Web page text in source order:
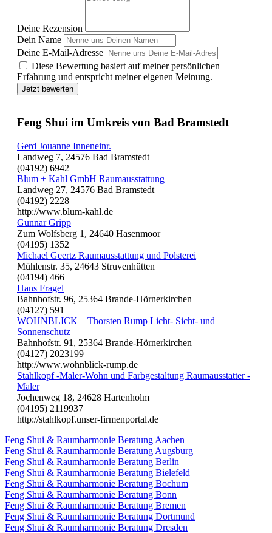
Deine Rezension
Dein Name
Deine E-Mail-Adresse
Diese Bewertung basiert auf meiner persönlichen
Erfahrung und entspricht meiner eigenen Meinung.
Jetzt bewerten
Feng Shui im Umkreis von Bad Bramstedt
Gerd Jouanne Inneneinr.
Landweg 7, 24576 Bad Bramstedt
(04192) 6942
Blum + Kahl GmbH Raumausstattung
Landweg 27, 24576 Bad Bramstedt
(04192) 2228
http://www.blum-kahl.de
Gunnar Gripp
Zum Wolfsberg 1, 24640 Hasenmoor
(04195) 1352
Michael Geertz Raumausstattung und Polsterei
Mühlenstr. 35, 24643 Struvenhütten
(04194) 466
Hans Fragel
Bahnhofstr. 96, 25364 Brande-Hörnerkirchen
(04127) 591
WOHNBLICK – Thorsten Rump Licht- Sicht- und
Sonnenschutz
Bahnhofstr. 91, 25364 Brande-Hörnerkirchen
(04127) 2023199
http://www.wohnblick-rump.de
Stahlkopf -Maler-Wohn und Farbgestaltung Raumausstatter -
Maler
Jochenweg 18, 24628 Hartenholm
(04195) 2119937
http://stahlkopf.unser-firmenportal.de
Feng Shui & Raumharmonie Beratung Aachen
Feng Shui & Raumharmonie Beratung Augsburg
Feng Shui & Raumharmonie Beratung Berlin
Feng Shui & Raumharmonie Beratung Bielefeld
Feng Shui & Raumharmonie Beratung Bochum
Feng Shui & Raumharmonie Beratung Bonn
Feng Shui & Raumharmonie Beratung Bremen
Feng Shui & Raumharmonie Beratung Dortmund
Feng Shui & Raumharmonie Beratung Dresden